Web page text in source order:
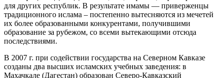
для других республик. В результате имамы — приверженцы
традиционного ислама – постепенно вытесняются из мечетей
их более образованными конкурентами, получившими
образование за рубежом, со всеми вытекающими отсюда
последствиями.
В 2007 г. при содействии государства на Северном Кавказе
созданы два высших исламских учебных заведения: в
Махачкале (Дагестан) образован Северо-Кавказский